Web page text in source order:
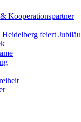
Kooperationspartner
feiert